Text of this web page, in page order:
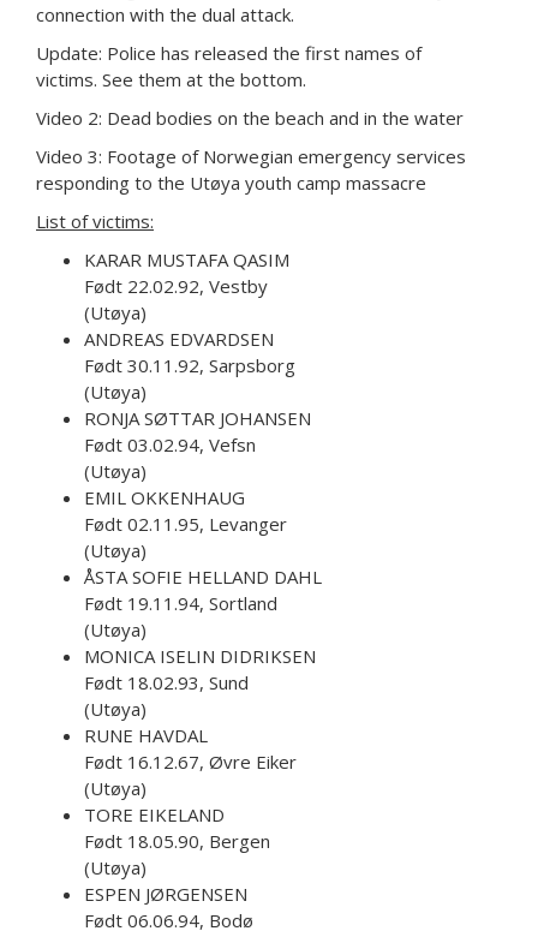
connection with the dual attack.
Update: Police has released the first names of
victims. See them at the bottom.
Video 2: Dead bodies on the beach and in the water
Video 3: Footage of Norwegian emergency services
responding to the Utøya youth camp massacre
List of victims:
KARAR MUSTAFA QASIM
Født 22.02.92, Vestby
(Utøya)
ANDREAS EDVARDSEN
Født 30.11.92, Sarpsborg
(Utøya)
RONJA SØTTAR JOHANSEN
Født 03.02.94, Vefsn
(Utøya)
EMIL OKKENHAUG
Født 02.11.95, Levanger
(Utøya)
ÅSTA SOFIE HELLAND DAHL
Født 19.11.94, Sortland
(Utøya)
MONICA ISELIN DIDRIKSEN
Født 18.02.93, Sund
(Utøya)
RUNE HAVDAL
Født 16.12.67, Øvre Eiker
(Utøya)
TORE EIKELAND
Født 18.05.90, Bergen
(Utøya)
ESPEN JØRGENSEN
Født 06.06.94, Bodø